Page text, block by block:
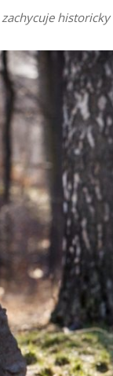
historicky